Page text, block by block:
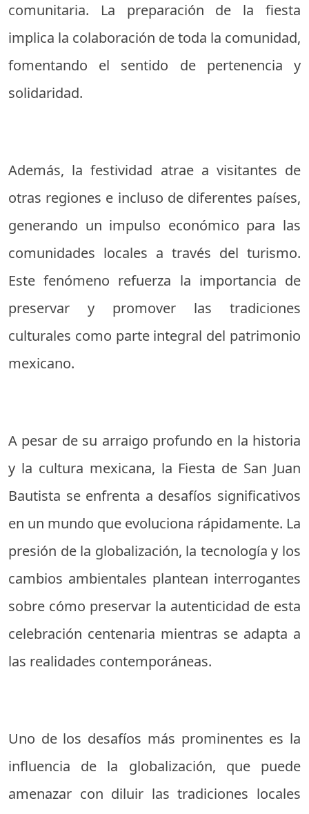
comunitaria. La preparación de la fiesta
implica la colaboración de toda la comunidad,
fomentando el sentido de pertenencia y
solidaridad.
Además, la festividad atrae a visitantes de
otras regiones e incluso de diferentes países,
generando un impulso económico para las
comunidades locales a través del turismo.
Este fenómeno refuerza la importancia de
preservar y promover las tradiciones
culturales como parte integral del patrimonio
mexicano.
A pesar de su arraigo profundo en la historia
y la cultura mexicana, la Fiesta de San Juan
Bautista se enfrenta a desafíos significativos
en un mundo que evoluciona rápidamente. La
presión de la globalización, la tecnología y los
cambios ambientales plantean interrogantes
sobre cómo preservar la autenticidad de esta
celebración centenaria mientras se adapta a
las realidades contemporáneas.
Uno de los desafíos más prominentes es la
influencia de la globalización, que puede
amenazar con diluir las tradiciones locales